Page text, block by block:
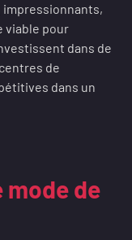
viable pour
dans de
de
dans un
de